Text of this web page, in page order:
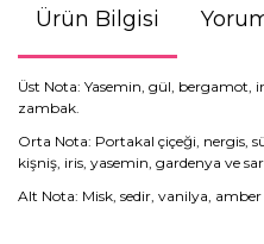
Ürün Bilgisi
Üst Nota: Yasemin, gül, bergamot,
zambak.
Orta Nota: Portakal çiçeği, nergis,
kişniş, iris, yasemin, gardenya ve
Alt Nota: Misk, sedir, vanilya, amber